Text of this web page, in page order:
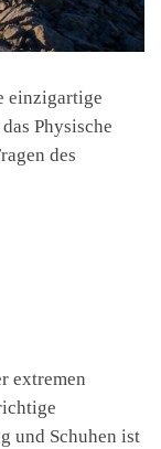
einzigartige
Physische
des
extremen
und Schuhen ist